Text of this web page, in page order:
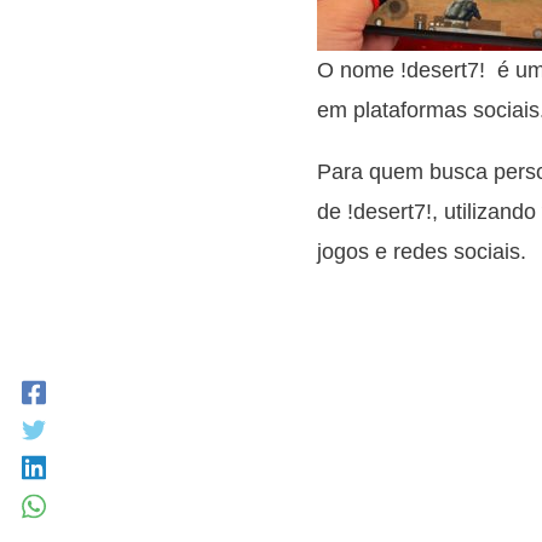
O nome !desert7! é
em plataformas
Para quem busca
de !desert7!,
jogos e redes sociais.